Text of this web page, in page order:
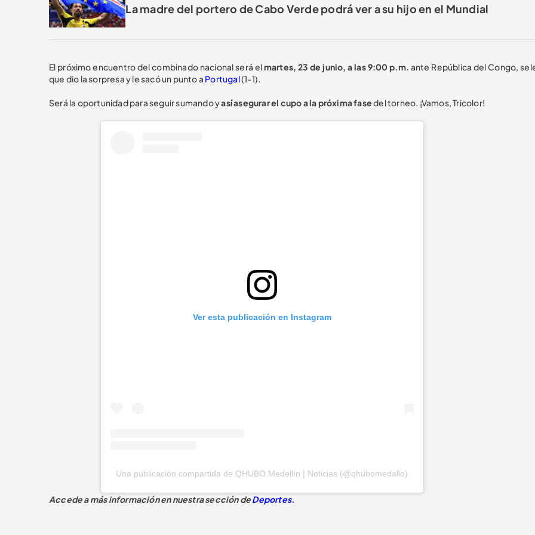
La madre del portero de Cabo Verde podrá ver a su hijo en el Mundial
El próximo encuentro del combinado nacional será elmartes, 23 de junio, a las 9:00 p.m. ante República del Congo,
que dio la sorpresa y le sacó un punto a Portugal(1-1).
Será la oportunidad para seguir sumando yasí asegurar el cupo a la próxima fasedel torneo. ¡Vamos, Tricolor!
Ver esta publicación en Instagram
Una publicación compartida de QHUBO Medellín | Noticias (@qhubomedallo)
Accede a más información en nuestra sección deDeportes.